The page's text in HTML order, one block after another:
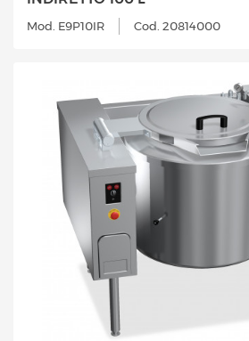
Mod. E9P10IR Cod. 20814000